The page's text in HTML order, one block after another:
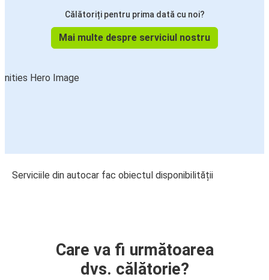
Călătoriți pentru prima dată cu noi?
Mai multe despre serviciul nostru
Serviciile din autocar fac obiectul disponibilității
Care va fi următoarea
dvs. călătorie?